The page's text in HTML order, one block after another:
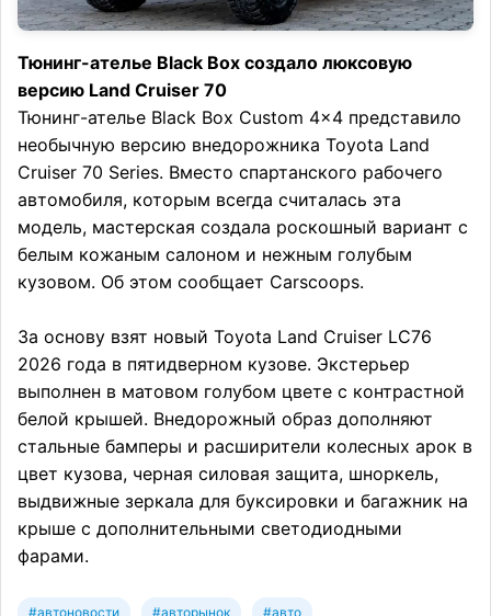
Тюнинг-ателье Black Box создало люксовую
версию Land Cruiser 70
Тюнинг-ателье Black Box Custom 4×4 представило
необычную версию внедорожника Toyota Land
Cruiser 70 Series. Вместо спартанского рабочего
автомобиля, которым всегда считалась эта
модель, мастерская создала роскошный вариант с
белым кожаным салоном и нежным голубым
кузовом. Об этом сообщает Carscoops.
За основу взят новый Toyota Land Cruiser LC76
2026 года в пятидверном кузове. Экстерьер
выполнен в матовом голубом цвете с контрастной
белой крышей. Внедорожный образ дополняют
стальные бамперы и расширители колесных арок в
цвет кузова, черная силовая защита, шноркель,
выдвижные зеркала для буксировки и багажник на
крыше с дополнительными светодиодными
фарами.
#автоновости #авторынок #авто